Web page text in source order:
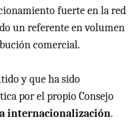
fuerte en la red
un referente en volumen
comercial.
y que ha sido
por el propio Consejo
internacionalización.